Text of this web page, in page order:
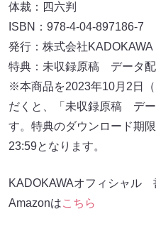
体裁：四六判
ISBN：978-4-04-897186-7
発行：株式会社KADOKAWA
特典：未収録原稿 データ
※本商品を2023年10月2日
だくと、「未収録原稿 デ
す。特典のダウンロード期
23:59となります。
KADOKAWAオフィシャル
Amazonはこちら